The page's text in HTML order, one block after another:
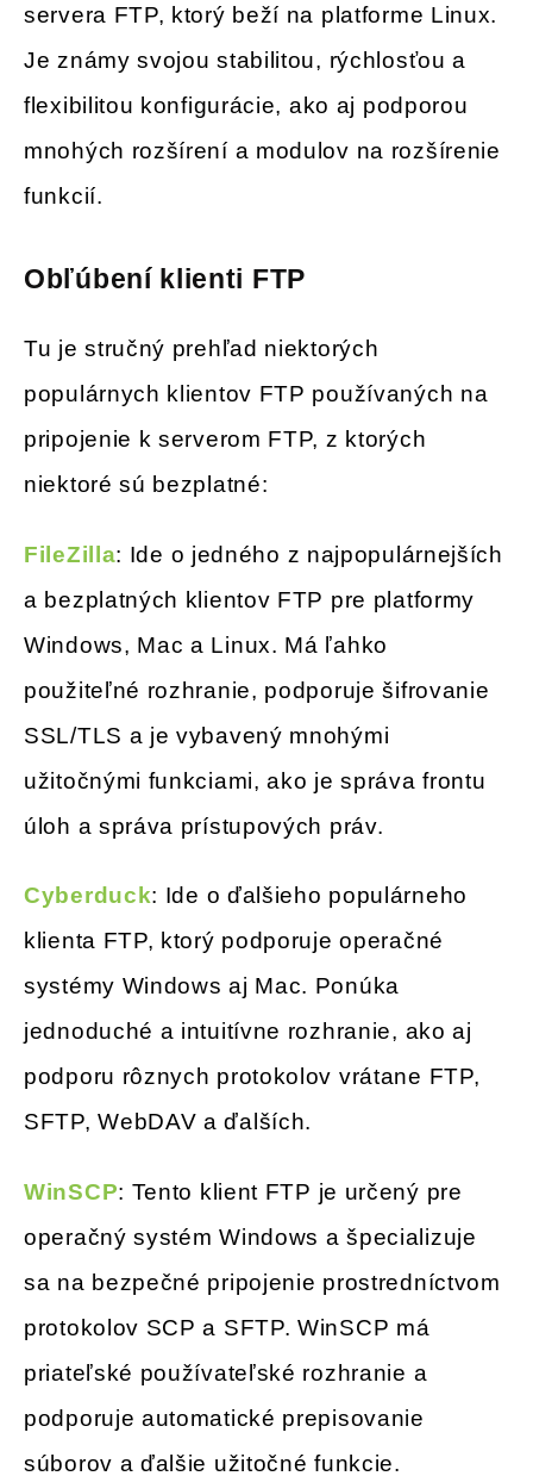
servera FTP, ktorý beží na platforme Linux.
Je známy svojou stabilitou, rýchlosťou a
flexibilitou konfigurácie, ako aj podporou
mnohých rozšírení a modulov na rozšírenie
funkcií.
Obľúbení klienti FTP
Tu je stručný prehľad niektorých
populárnych klientov FTP používaných na
pripojenie k serverom FTP, z ktorých
niektoré sú bezplatné:
FileZilla: Ide o jedného z najpopulárnejších
a bezplatných klientov FTP pre platformy
Windows, Mac a Linux. Má ľahko
použiteľné rozhranie, podporuje šifrovanie
SSL/TLS a je vybavený mnohými
užitočnými funkciami, ako je správa frontu
úloh a správa prístupových práv.
Cyberduck: Ide o ďalšieho populárneho
klienta FTP, ktorý podporuje operačné
systémy Windows aj Mac. Ponúka
jednoduché a intuitívne rozhranie, ako aj
podporu rôznych protokolov vrátane FTP,
SFTP, WebDAV a ďalších.
WinSCP: Tento klient FTP je určený pre
operačný systém Windows a špecializuje
sa na bezpečné pripojenie prostredníctvom
protokolov SCP a SFTP. WinSCP má
priateľské používateľské rozhranie a
podporuje automatické prepisovanie
súborov a ďalšie užitočné funkcie.